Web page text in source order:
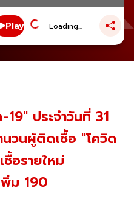
Play Loading...
ประจำวันที่ 31
วนผู้ติดเชื้อ "โควิด
อรายใหม่
ม 190